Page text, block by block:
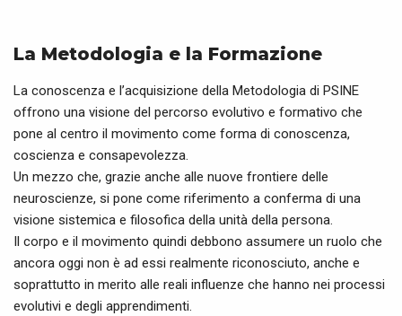
La Metodologia e la Formazione
La conoscenza e l’acquisizione della Metodologia di PSINE
offrono una visione del percorso evolutivo e formativo che
pone al centro il movimento come forma di conoscenza,
coscienza e consapevolezza.
Un mezzo che, grazie anche alle nuove frontiere delle
neuroscienze, si pone come riferimento a conferma di una
visione sistemica e filosofica della unità della persona.
Il corpo e il movimento quindi debbono assumere un ruolo che
ancora oggi non è ad essi realmente riconosciuto, anche e
soprattutto in merito alle reali influenze che hanno nei processi
evolutivi e degli apprendimenti.